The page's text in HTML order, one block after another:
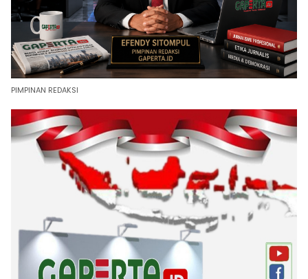
PIMPINAN REDAKSI